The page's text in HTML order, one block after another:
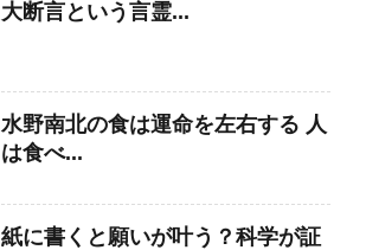
大断言という言霊...
水野南北の食は運命を左右する 人
は食べ...
紙に書くと願いが叶う？科学が証